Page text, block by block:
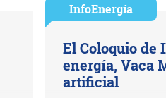
InfoEnergía
El Coloquio de
energía, Vaca
artificial